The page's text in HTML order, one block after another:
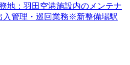
地：羽田空港施設内のメンテナ
入管理・巡回業務※新整備場駅